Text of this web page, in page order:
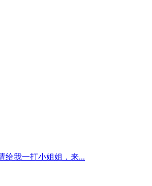
给我一打小姐姐，来...